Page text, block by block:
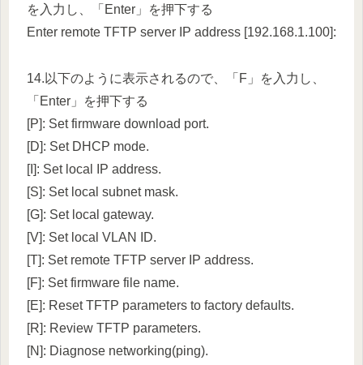
を入力し、「Enter」を押下する
Enter remote TFTP server IP address [192.168.1.100]:
14.以下のように表示されるので、「F」を入力し、
「Enter」を押下する
[P]: Set firmware download port.
[D]: Set DHCP mode.
[I]: Set local IP address.
[S]: Set local subnet mask.
[G]: Set local gateway.
[V]: Set local VLAN ID.
[T]: Set remote TFTP server IP address.
[F]: Set firmware file name.
[E]: Reset TFTP parameters to factory defaults.
[R]: Review TFTP parameters.
[N]: Diagnose networking(ping).